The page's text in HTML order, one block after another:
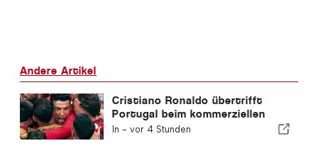
Andere Artikel
Cristiano Ronaldo übertrifft
Portugal beim kommerziellen
Wert
In - vor 4 Stunden